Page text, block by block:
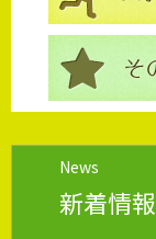
News
新着情報